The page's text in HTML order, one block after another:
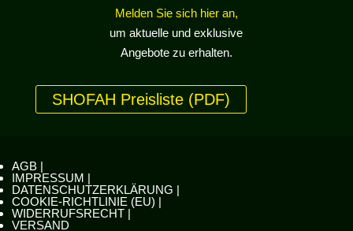
Melden Sie sich hier an,
um aktuelle und exklusive
Angebote zu erhalten.
SHOFAH Preisliste (PDF)
AGB |
IMPRESSUM |
DATENSCHUTZERKLÄRUNG |
COOKIE-RICHTLINIE (EU) |
WIDERRUFSRECHT |
VERSAND